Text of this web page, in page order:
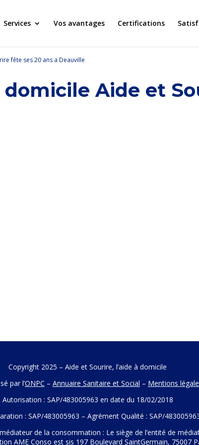
Services Vos avantages Certifications
fête ses 20 ans a Deauville
domicile Aide et
Copyright 2025 – Aide et Sourire, l’aide à domicile
par l’ONPC – Annuaire Sanitaire et Social – Mentions
Autorisation : SAP/483005963 en date du 18/02/2018
: SAP/483005963 – Agrément Qualité : SAP/
de la consommation : Le siège de l’entité de
AME Conso est sis 197 Boulevard SaintGermain, 75007